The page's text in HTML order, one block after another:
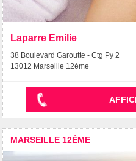
Laparre Emilie
38 Boulevard Garoutte - Ctg Py 2
13012 Marseille 12ème
MARSEILLE 12ÈME